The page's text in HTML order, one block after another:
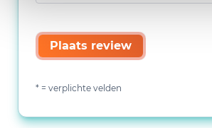
Plaats review
* = verplichte velden